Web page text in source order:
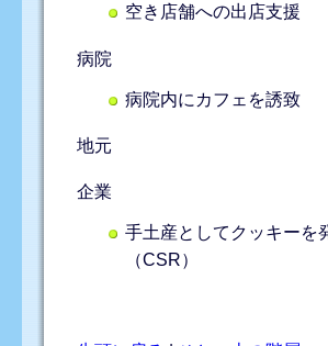
空き店舗への出店支援
病院
病院内にカフェを誘致
地元
企業
手土産としてクッキーを
（CSR）